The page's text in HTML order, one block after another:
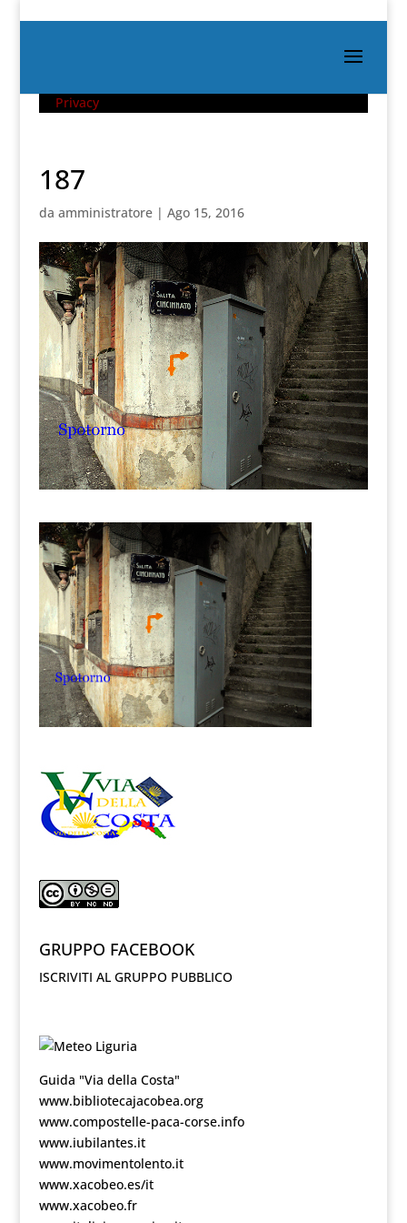
Privacy
187
da amministratore| Ago 15, 2016
GRUPPO FACEBOOK
ISCRIVITI AL GRUPPO PUBBLICO
Guida "Via della Costa"
www.bibliotecajacobea.org
www.compostelle-paca-corse.info
www.iubilantes.it
www.movimentolento.it
www.xacobeo.es/it
www.xacobeo.fr